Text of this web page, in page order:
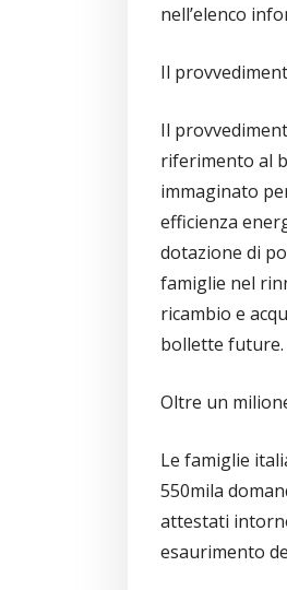
nell’elenco
Il
Il
riferimento al
immaginato
efficienza
dotazione di
famiglie nel
ricambio e
bollette future.
Oltre un
Le famiglie
550mila
attestati
esaurimento